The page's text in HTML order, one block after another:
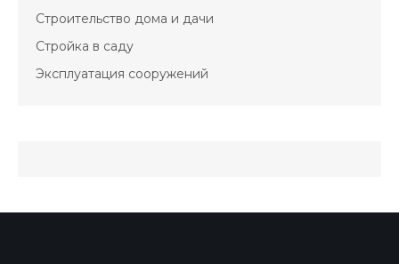
Строительство дома и дачи
Стройка в саду
Эксплуатация сооружений